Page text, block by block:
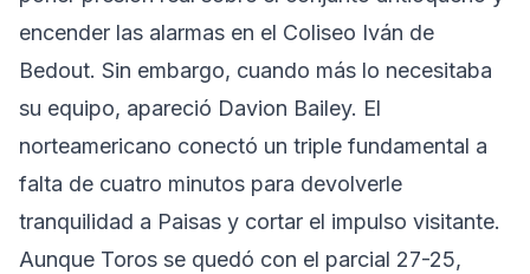
encender las alarmas en el Coliseo Iván de
Bedout. Sin embargo, cuando más lo necesitaba
su equipo, apareció Davion Bailey. El
norteamericano conectó un triple fundamental a
falta de cuatro minutos para devolverle
tranquilidad a Paisas y cortar el impulso visitante.
Aunque Toros se quedó con el parcial 27-25,